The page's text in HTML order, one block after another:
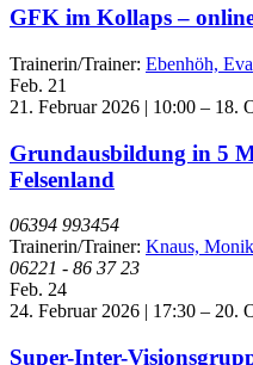
GFK im Kollaps –
Trainerin/Trainer: Ebenhöh, Eva
Feb. 21
21. Februar 2026 | 10:00 – 18.
Grundausbildung in 5
Felsenland
06394 993454
Trainerin/Trainer: Knaus,
06221 - 86 37 23
Feb. 24
24. Februar 2026 | 17:30 – 20.
Super-Inter-